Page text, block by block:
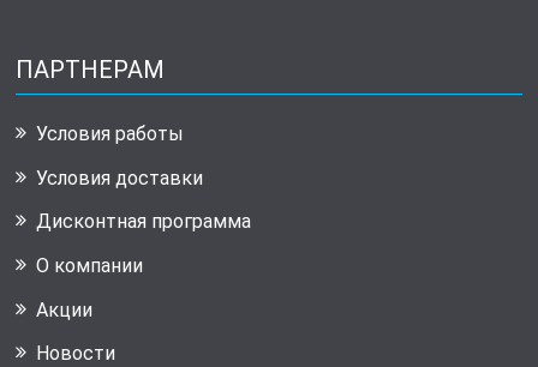
ПАРТНЕРАМ
Условия работы
Условия доставки
Дисконтная программа
О компании
Акции
Новости